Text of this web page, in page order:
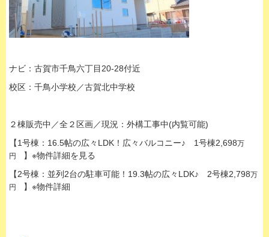
ナビ：古賀市千鳥六丁目20-28付近
校区：千鳥小学校／古賀北中学校
２棟販売中／全２区画／現況：外構工事中(内覧可能)
【1号棟 ：16.5帖の広々LDK！広々バルコニー♪ 1号棟2,698万
円
】※物件詳細を見る
【2号棟 ：並列2台の駐車可能！19.3帖の広々LDK♪ 2号棟2,798万
円
】※物件詳細